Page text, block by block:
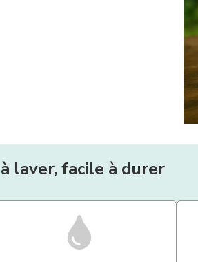
laver, facile à durer